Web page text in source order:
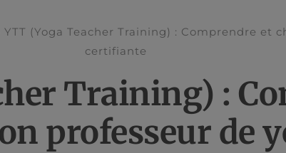
YTT (Yoga Teacher Training) : Comprendre et
certifiante
Training) :
professeur de